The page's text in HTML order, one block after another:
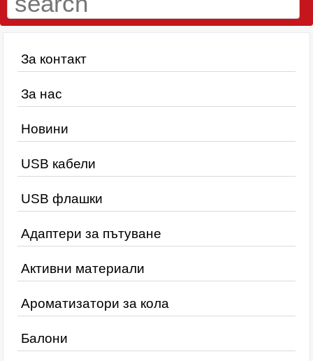
За контакт
За нас
Новини
USB кабели
USB флашки
Адаптери за пътуване
Активни материали
Ароматизатори за кола
Балони